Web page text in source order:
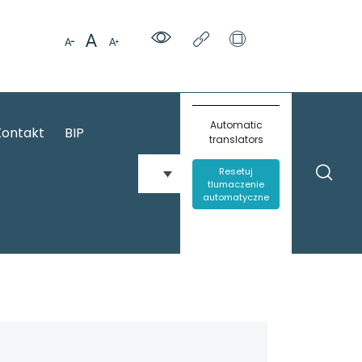
BIP
Automatic
translators
Resetuj
tlumaczenie
automatyczne